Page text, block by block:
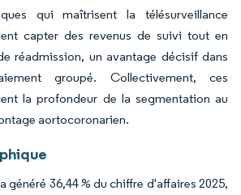
qui maîtrisent la télésurveillance
capter des revenus de suivi tout en
réadmission, un avantage décisif dans
groupé. Collectivement, ces
la profondeur de la segmentation au
aortocoronarien.
généré 36,44 % du chiffre d'affaires 2025,